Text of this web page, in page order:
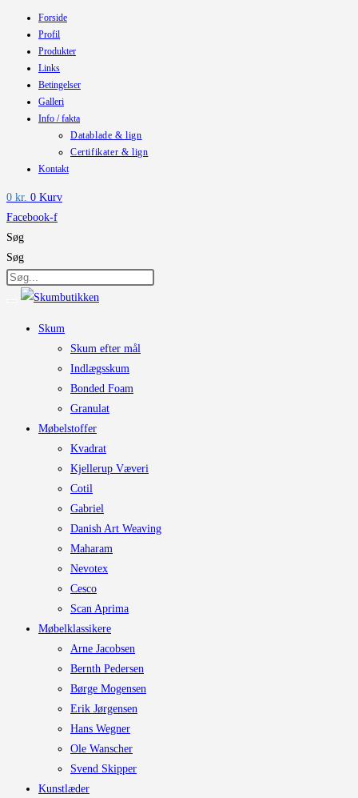
Forside
Profil
Produkter
Links
Betingelser
Galleri
Info / fakta
Datablade & lign
Certifikater & lign
Kontakt
0 kr. 0 Kurv
Facebook-f
Søg
Søg
Skum
Skum efter mål
Indlægsskum
Bonded Foam
Granulat
Møbelstoffer
Kvadrat
Kjellerup Væveri
Cotil
Gabriel
Danish Art Weaving
Maharam
Nevotex
Cesco
Scan Aprima
Møbelklassikere
Arne Jacobsen
Bernth Pedersen
Børge Mogensen
Erik Jørgensen
Hans Wegner
Ole Wanscher
Svend Skipper
Kunstlæder